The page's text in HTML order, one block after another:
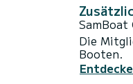
SamBoat
Die
Booten.